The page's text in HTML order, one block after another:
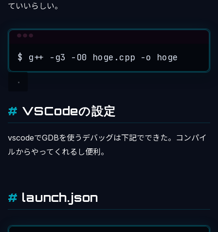
ていいらしい。
$ g++ -g3 -O0 hoge.cpp -o hoge
VSCodeの設定
vscodeでGDBを使うデバッグは下記でできた。コンパイ
ルからやってくれるし便利。
launch.json